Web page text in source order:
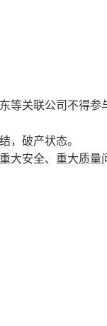
等关联公司不得参
，破产状态。
大安全、重大质量